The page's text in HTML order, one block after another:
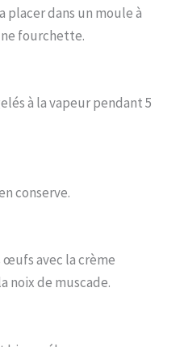
placer dans un moule à
fourchette.
à la vapeur pendant 5
conserve.
œufs avec la crème
noix de muscade.